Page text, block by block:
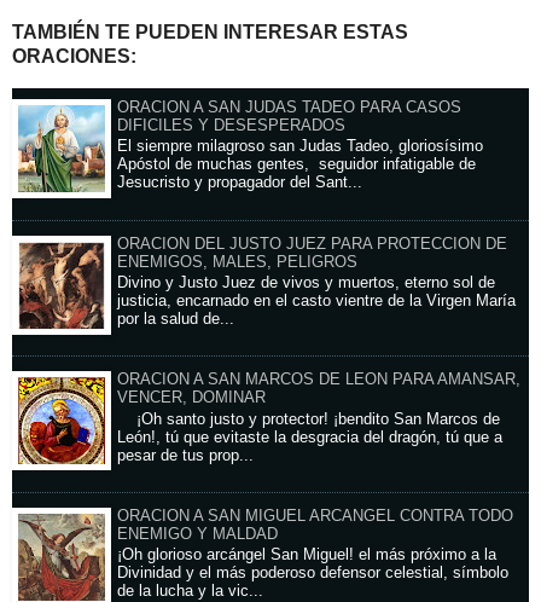
TAMBIÉN TE PUEDEN INTERESAR ESTAS
ORACIONES:
ORACION A SAN JUDAS TADEO PARA CASOS
DIFICILES Y DESESPERADOS
El siempre milagroso san Judas Tadeo, gloriosísimo
Apóstol de muchas gentes, seguidor infatigable de
Jesucristo y propagador del Sant...
ORACION DEL JUSTO JUEZ PARA PROTECCION DE
ENEMIGOS, MALES, PELIGROS
Divino y Justo Juez de vivos y muertos, eterno sol de
justicia, encarnado en el casto vientre de la Virgen María
por la salud de...
ORACION A SAN MARCOS DE LEON PARA AMANSAR,
VENCER, DOMINAR
¡Oh santo justo y protector! ¡bendito San Marcos de
León!, tú que evitaste la desgracia del dragón, tú que a
pesar de tus prop...
ORACION A SAN MIGUEL ARCANGEL CONTRA TODO
ENEMIGO Y MALDAD
¡Oh glorioso arcángel San Miguel! el más próximo a la
Divinidad y el más poderoso defensor celestial, símbolo
de la lucha y la vic...